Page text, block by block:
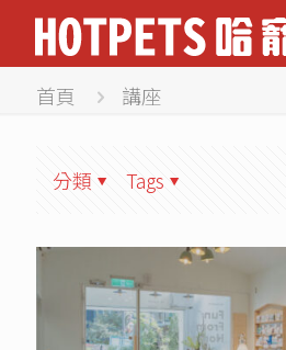
首頁 講座
分類 Tags